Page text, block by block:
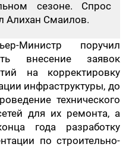
сезоне. Спрос
Алихан Смаилов.
Министр поручил
внесение заявок
на корректировку
инфраструктуры, до
технического
для их ремонта, а
года разработку
по строительно-